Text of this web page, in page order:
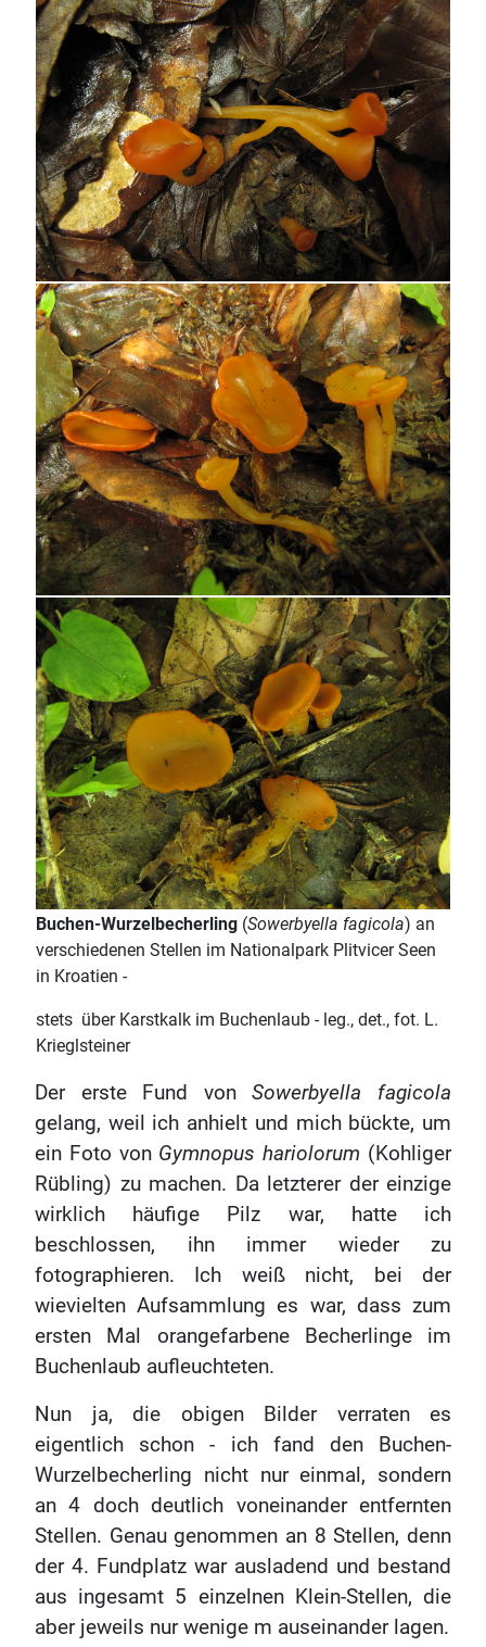
Buchen-Wurzelbecherling (Sowerbyella fagicola) an
verschiedenen Stellen im Nationalpark Plitvicer Seen
in Kroatien -
stets über Karstkalk im Buchenlaub - leg., det., fot. L.
Krieglsteiner
Der erste Fund vonSowerbyella fagicola
gelang, weil ich anhielt und mich bückte, um
ein Foto von Gymnopus hariolorum (Kohliger
Rübling) zu machen. Da letzterer der einzige
wirklich häufige Pilz war, hatte ich
beschlossen, ihn immer wieder zu
fotographieren. Ich weiß nicht, bei der
wievielten Aufsammlung es war, dass zum
ersten Mal orangefarbene Becherlinge im
Buchenlaub aufleuchteten.
Nun ja, die obigen Bilder verraten es
eigentlich schon - ich fand den Buchen-
Wurzelbecherling nicht nur einmal, sondern
an 4 doch deutlich voneinander entfernten
Stellen. Genau genommen an 8 Stellen, denn
der 4. Fundplatz war ausladend und bestand
aus ingesamt 5 einzelnen Klein-Stellen, die
aber jeweils nur wenige m auseinander lagen.